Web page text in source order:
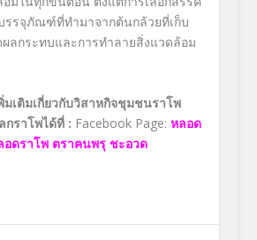
รจุภัณฑ์ที่ทำมาจากต้นกล้วยที่เก็บ
ผลกระทบและการทำลายสิ่งแวดล้อม
เติมเกี่ยวกับวิสาหกิจชุมชนราโพ
กราโพได้ที่ : Facebook Page: หลอด
ดราโพ ตราฅนพรุ ชะอวด